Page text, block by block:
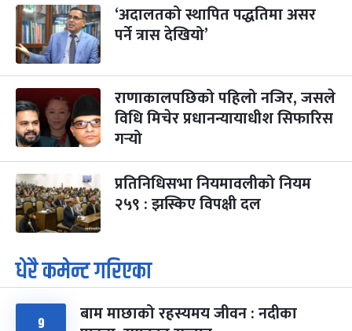
‘अदालतको स्थापित पद्धतिमा असर
पर्ने त्रास देखियो’
राणाकालपछिको पहिलो नजिर, जसले
विधि मिचेर प्रधानन्यायाधीश सिफारिस
गर्‍यो
प्रतिनिधिसभा नियमावलीको नियम
२५९ : झस्किए विपक्षी दल
धेरै कमेन्ट गरिएका
९ बाम माछाको रहस्यमय जीवन : नदीका